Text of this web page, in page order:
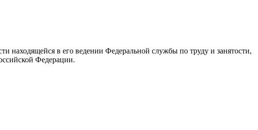
находящейся в его ведении Федеральной службы по труду и занятости,
Федерации.